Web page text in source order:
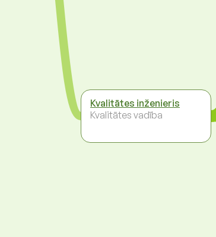
Kvalitātes inženieris
Kvalitātes vadība